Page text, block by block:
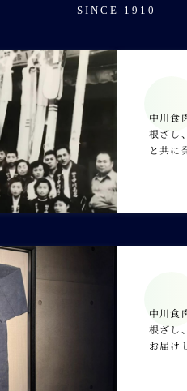
SINCE 1910
中川食
根ざし
と共に
中川食
根ざし
お届け